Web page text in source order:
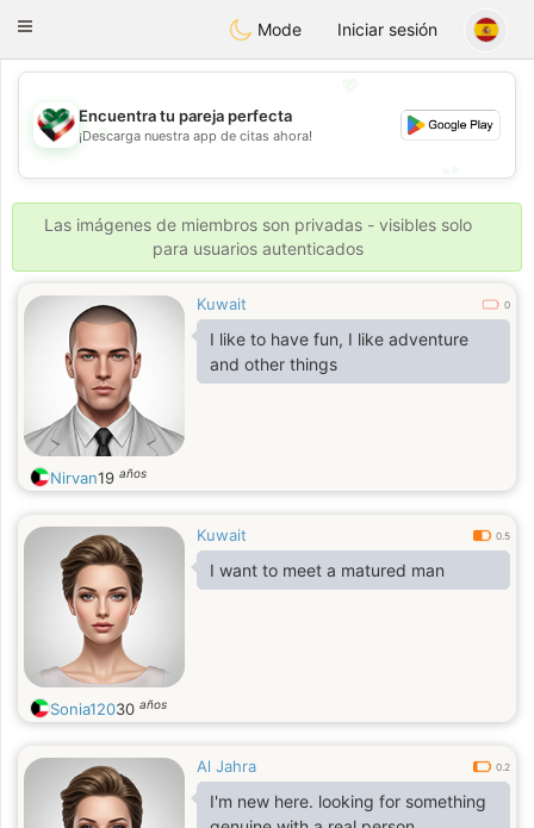
KuwaitChat
Toggle
Mode Iniciar sesión
💖
💕
Encuentra tu pareja perfecta
¡Descarga nuestra app de citas ahora!
Las imágenes de miembros son privadas - visibles solo
para usuarios autenticados
Kuwait 0
I like to have fun, I like adventure
and other things
Nirvan19 años
Kuwait 0.5
I want to meet a matured man
Sonia12030 años
Al Jahra 0.2
I'm new here. looking for something